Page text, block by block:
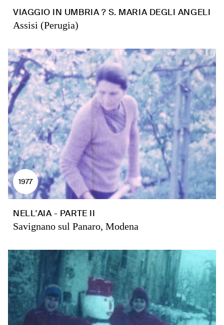
VIAGGIO IN UMBRIA ? S. MARIA DEGLI ANGELI
Assisi (Perugia)
1977
NELL'AIA - PARTE II
Savignano sul Panaro, Modena